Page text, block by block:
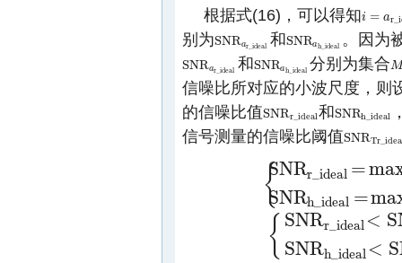
根据式(16)，可以得知i = ar_ i
i= ar _id e
别为SNRar _ideal
SNRar_ide al
和SNRah_ ideal
SNRah _idea。因为
SNRar _ideal
SNRar_ide al
和SNRah_ ideal
SNRah _ideal
分别为集合M
Mr
信噪比所对应的小波尺度，则
的信噪比值SNRr_ ideal
SNRr_ ideal和SNRh _ideal
SNRh_ idea
信号测量的信噪比阈值SNRTr_ idea
SNRTr_ ide
{
SNRr _ideal =
SNRh_ideal =
{S
{ SNRr _ideal < S
SNRh_ideal < S
{S